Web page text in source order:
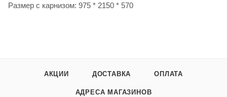
Размер с карнизом: 975 * 2150 * 570
АКЦИИ ДОСТАВКА ОПЛАТА
АДРЕСА МАГАЗИНОВ